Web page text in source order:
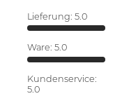
Lieferung: 5.0
Ware: 5.0
Kundenservice:
5.0